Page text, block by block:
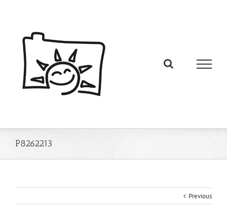
P8262213
Previous